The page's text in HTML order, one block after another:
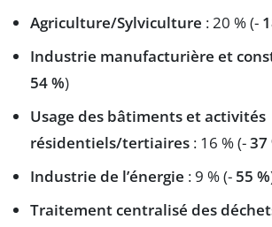
Agriculture/Sylviculture : 20 % (-
Industrie manufacturière et
54 %)
Usage des bâtiments et activités
résidentiels/tertiaires : 16 % (-37
Industrie de l’énergie : 9 % (- 55 %
Traitement centralisé des